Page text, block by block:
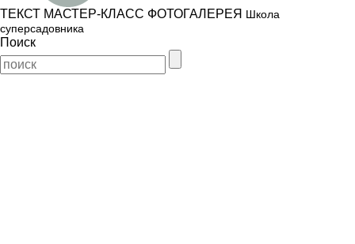
ТЕКСТ МАСТЕР-КЛАСС ФОТОГАЛЕРЕЯ Школа
суперсадовника
Поиск